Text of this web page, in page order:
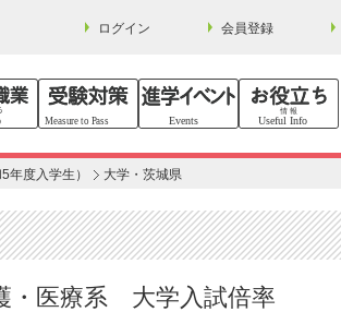
ログイン 会員登録
年度入学生） 大学・茨城県
・医療系 大学入試倍率